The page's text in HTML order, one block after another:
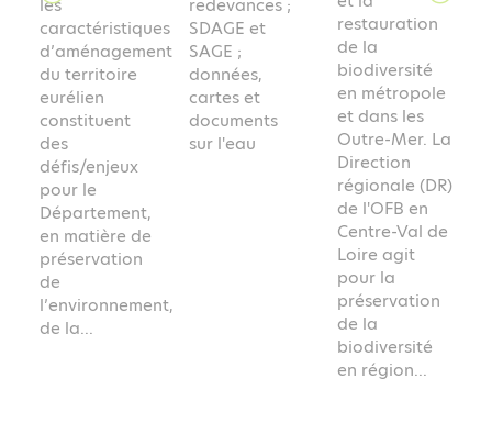
les
caractéristiques
d’aménagement
du territoire
eurélien
constituent
des
défis/enjeux
pour le
Département,
en matière de
préservation
de
l’environnement,
de la...
redevances ;
SDAGE et
SAGE ;
données,
cartes et
documents
sur l'eau
restauration
de la
biodiversité
en métropole
et dans les
Outre-Mer. La
Direction
régionale (DR)
de l'OFB en
Centre-Val de
Loire agit
pour la
préservation
de la
biodiversité
en région...